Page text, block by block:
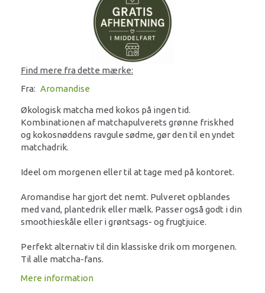
Find mere fra dette mærke:
Fra: Aromandise
Økologisk matcha med kokos på ingen tid.
Kombinationen af matchapulverets grønne friskhed
og kokosnøddens ravgule sødme, gør den til en yndet
matchadrik.
Ideel om morgenen eller til at tage med på kontoret.
Aromandise har gjort det nemt. Pulveret opblandes
med vand, plantedrik eller mælk. Passer også godt i din
smoothieskåle eller i grøntsags- og frugtjuice.
Perfekt alternativ til din klassiske drik om morgenen.
Til alle matcha-fans.
Mere information